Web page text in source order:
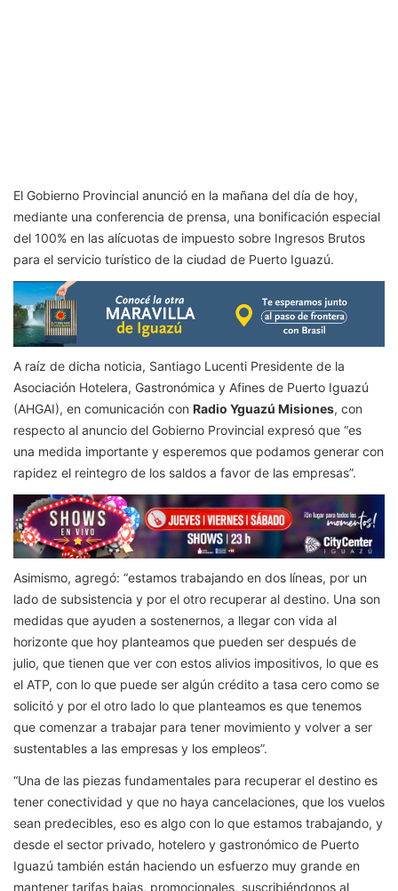
El Gobierno Provincial anunció en la mañana del día de hoy,
mediante una conferencia de prensa, una bonificación especial
del 100% en las alícuotas de impuesto sobre Ingresos Brutos
para el servicio turístico de la ciudad de Puerto Iguazú.
A raíz de dicha noticia, Santiago Lucenti Presidente de la
Asociación Hotelera, Gastronómica y Afines de Puerto Iguazú
(AHGAI), en comunicación con Radio Yguazú Misiones, con
respecto al anuncio del Gobierno Provincial expresó que “es
una medida importante y esperemos que podamos generar con
rapidez el reintegro de los saldos a favor de las empresas”.
Asimismo, agregó: “estamos trabajando en dos líneas, por un
lado de subsistencia y por el otro recuperar al destino. Una son
medidas que ayuden a sostenernos, a llegar con vida al
horizonte que hoy planteamos que pueden ser después de
julio, que tienen que ver con estos alivios impositivos, lo que es
el ATP, con lo que puede ser algún crédito a tasa cero como se
solicitó y por el otro lado lo que planteamos es que tenemos
que comenzar a trabajar para tener movimiento y volver a ser
sustentables a las empresas y los empleos”.
“Una de las piezas fundamentales para recuperar el destino es
tener conectividad y que no haya cancelaciones, que los vuelos
sean predecibles, eso es algo con lo que estamos trabajando, y
desde el sector privado, hotelero y gastronómico de Puerto
Iguazú también están haciendo un esfuerzo muy grande en
mantener tarifas bajas, promocionales, suscribiéndonos al